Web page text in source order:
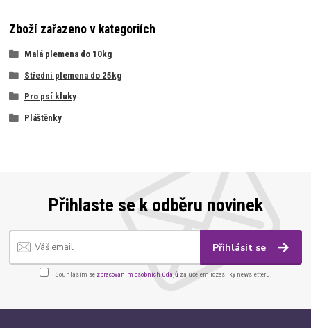
Zboží zařazeno v kategoriích
Malá plemena do 10kg
Střední plemena do 25kg
Pro psí kluky
Pláštěnky
Přihlaste se k odběru novinek
Přihlásit se
Souhlasím se zpracováním osobních údajů za účelem rozesílky newsletteru.